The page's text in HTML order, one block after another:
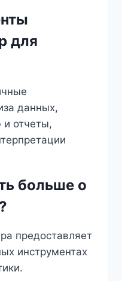
для
данных,
и отчеты,
больше о
предоставляет
инструментах